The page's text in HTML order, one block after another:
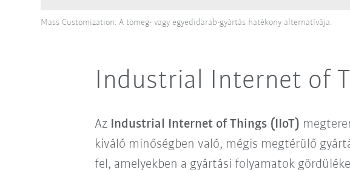
Mass Customization: A tömeg- vagy egyedidarab-gyártás hatékony alternatívája.
Industrial Internet of
Az Industrial Internet of Things (IIoT)
kiváló minőségben való, mégis megtérülő
fel, amelyekben a gyártási folyamatok